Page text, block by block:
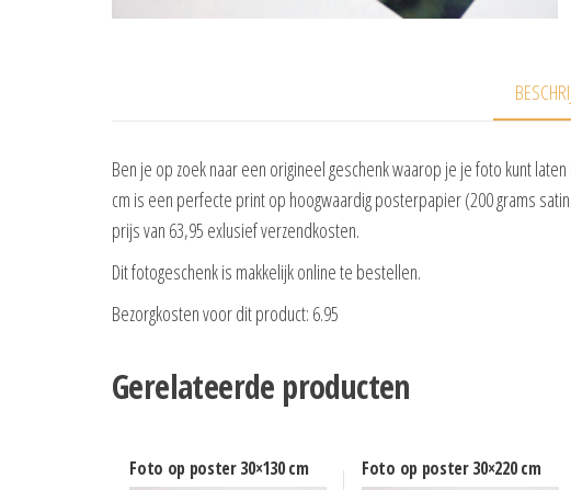
Ben je op zoek naar een origineel geschenk waarop je je foto kunt
cm is een perfecte print op hoogwaardig posterpapier (200 grams
prijs van 63,95 exlusief verzendkosten.
Dit fotogeschenk is makkelijk online te bestellen.
Bezorgkosten voor dit product: 6.95
Gerelateerde producten
Foto op poster 30×130 cm Foto op poster 30×220 cm